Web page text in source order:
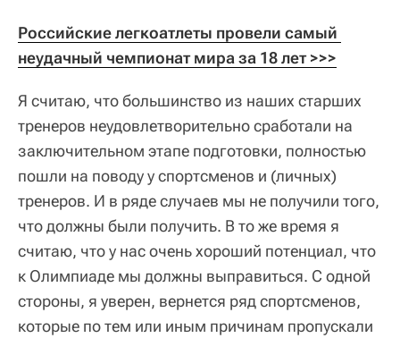
Российские легкоатлеты провели самый
неудачный чемпионат мира за 18 лет >>>
Я считаю, что большинство из наших старших
тренеров неудовлетворительно сработали на
заключительном этапе подготовки, полностью
пошли на поводу у спортсменов и (личных)
тренеров. И в ряде случаев мы не получили того,
что должны были получить. В то же время я
считаю, что у нас очень хороший потенциал, что
к Олимпиаде мы должны выправиться. С одной
стороны, я уверен, вернется ряд спортсменов,
которые по тем или иным причинам пропускали